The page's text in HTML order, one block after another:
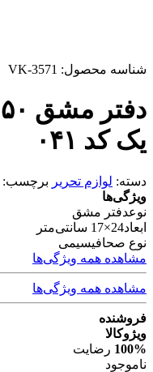
شناسه محصول: VK-3571
یک کد ۰۴۱
دسته: لوازم تحریر برچسب:
ویژگی‌ها
نوعدفتر مشق
ابعاد24×17 سانتی‌متر
نوع صحافیسیمی
مشاهده همه ویژگی‌ها
مشاهده همه ویژگی‌ها
فروشنده
ویژوکالا
100% رضایت
ناموجود